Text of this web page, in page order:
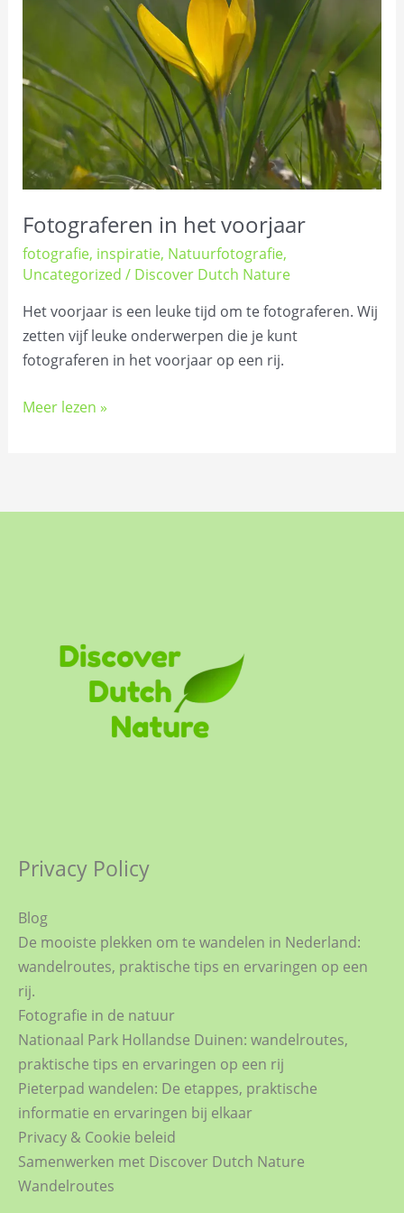
Fotograferen in het voorjaar
fotografie, inspiratie, Natuurfotografie,
Uncategorized / Discover Dutch Nature
Het voorjaar is een leuke tijd om te fotograferen. Wij
zetten vijf leuke onderwerpen die je kunt
fotograferen in het voorjaar op een rij.
Meer lezen »
Privacy Policy
Blog
De mooiste plekken om te wandelen in Nederland:
wandelroutes, praktische tips en ervaringen op een
rij.
Fotografie in de natuur
Nationaal Park Hollandse Duinen: wandelroutes,
praktische tips en ervaringen op een rij
Pieterpad wandelen: De etappes, praktische
informatie en ervaringen bij elkaar
Privacy & Cookie beleid
Samenwerken met Discover Dutch Nature
Wandelroutes